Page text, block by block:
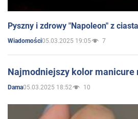
Pyszny i zdrowy "Napoleon" z
Wiadomości05.03.2025 19:05 7
Najmodniejszy kolor manicure
Dama05.03.2025 18:52 10